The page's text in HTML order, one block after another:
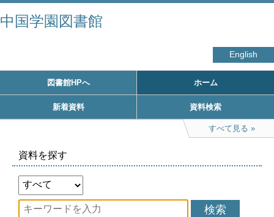
中国学園図書館
English
図書館HPへ ホーム
新着資料 資料検索
すべて見る
資料を探す
検索